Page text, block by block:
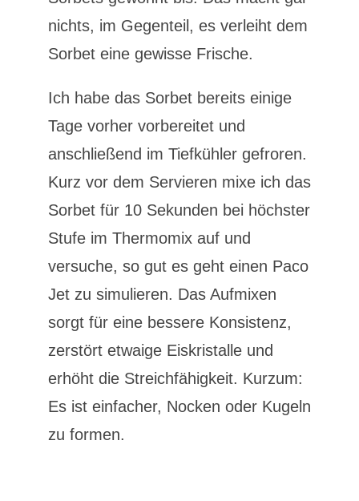
nichts, im Gegenteil, es verleiht dem
Sorbet eine gewisse Frische.
Ich habe das Sorbet bereits einige
Tage vorher vorbereitet und
anschließend im Tiefkühler gefroren.
Kurz vor dem Servieren mixe ich das
Sorbet für 10 Sekunden bei höchster
Stufe im Thermomix auf und
versuche, so gut es geht einen Paco
Jet zu simulieren. Das Aufmixen
sorgt für eine bessere Konsistenz,
zerstört etwaige Eiskristalle und
erhöht die Streichfähigkeit. Kurzum:
Es ist einfacher, Nocken oder Kugeln
zu formen.